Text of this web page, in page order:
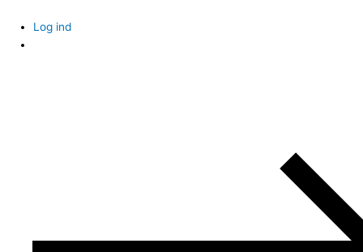
content
Log ind